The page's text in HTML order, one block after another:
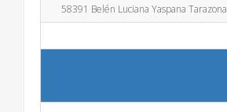
58391 Belén Luciana Yaspana Tarazona